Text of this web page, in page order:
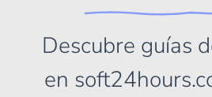
Descubre guías
en